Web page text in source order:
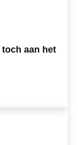
aan het